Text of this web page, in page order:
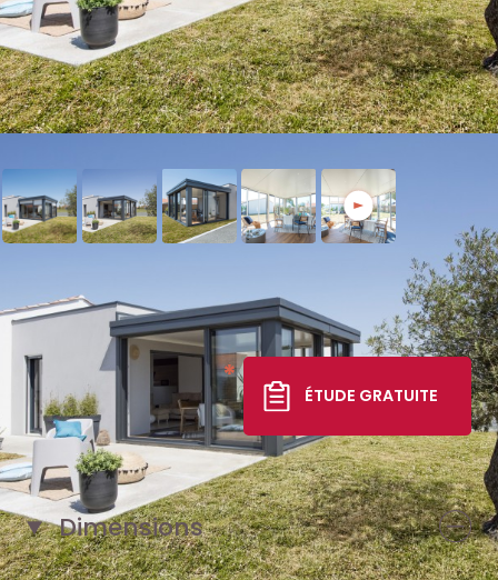
Extension Esthète Moderne
45 045 €*
TTC livré, posé
ÉTUDE GRATUITE
Dimensions